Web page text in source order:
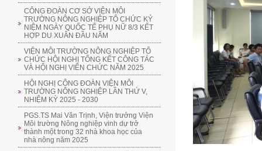
CÔNG ĐOÀN CƠ SỞ VIỆN MÔI
TRƯỜNG NÔNG NGHIỆP TỔ CHỨC KỶ
NIỆM NGÀY QUỐC TẾ PHỤ NỮ 8/3 KẾT
HỢP DU XUÂN ĐẦU NĂM
VIỆN MÔI TRƯỜNG NÔNG NGHIỆP TỔ
CHỨC HỘI NGHỊ TỔNG KẾT CÔNG TÁC
VÀ HỘI NGHỊ VIÊN CHỨC NĂM 2025
HỘI NGHỊ CÔNG ĐOÀN VIỆN MÔI
TRƯỜNG NÔNG NGHIỆP LẦN THỨ V,
NHIỆM KỲ 2025 - 2030
PGS.TS Mai Văn Trịnh, Viện trưởng Viện
Môi trường Nông nghiệp vinh dự trở
thành một trong 32 nhà khoa học của
nhà nông năm 2025